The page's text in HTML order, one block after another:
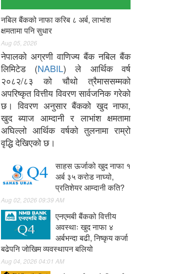
नबिल बैंकको नाफा करिब ८ अर्ब, लाभांश
क्षमतामा पनि सुधार
Aug 05, 2026
नेपालको अग्रणी वाणिज्य बैंक नबिल बैंक
लिमिटेड (NABIL) ले आर्थिक वर्ष
२०८२/८३ को चौथो त्रैमाससम्मको
अपरिष्कृत वित्तीय विवरण सार्वजनिक गरेको
छ। विवरण अनुसार बैंकको खुद नाफा,
खुद ब्याज आम्दानी र लाभांश क्षमतामा
अघिल्लो आर्थिक वर्षको तुलनामा राम्रो
वृद्धि देखिएको छ।
साहस ऊर्जाको खुद नाफा १
अर्ब ३५ करोड नाघ्यो,
प्रतिशेयर आम्दानी कति?
Aug 02, 2026 09:39 AM
एनएमबी बैंकको वित्तीय
अवस्थाः खुद नाफा ४
अर्बभन्दा बढी, निष्कृय कर्जा
बढेपनि जोखिम व्यवस्थापन बलियो
Aug 04, 2026 04:01 AM